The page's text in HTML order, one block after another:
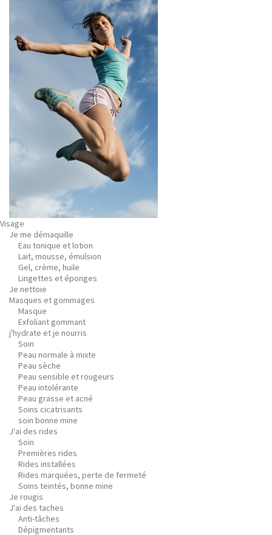
Visage
Je me démaquille
Eau tonique et lotion
Lait, mousse, émulsion
Gel, crème, huile
Lingettes et éponges
Je nettoie
Masques et gommages
Masque
Exfoliant gommant
j'hydrate et je nourris
Soin
Peau normale à mixte
Peau sèche
Peau sensible et rougeurs
Peau intolérante
Peau grasse et acné
Soins cicatrisants
soin bonne mine
J'ai des rides
Soin
Premières rides
Rides installées
Rides marquées, perte de fermeté
Soins teintés, bonne mine
Je rougis
J'ai des taches
Anti-tâches
Dépigmentants